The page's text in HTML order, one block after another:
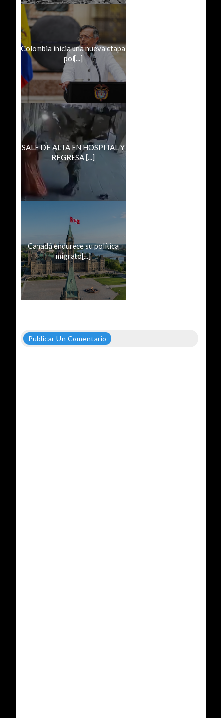
Colombia inicia una nueva etapa
pol[...]
SALE DE ALTA EN HOSPITAL Y
REGRESA [...]
Canadá endurece su política
migrato[...]
Publicar Un Comentario